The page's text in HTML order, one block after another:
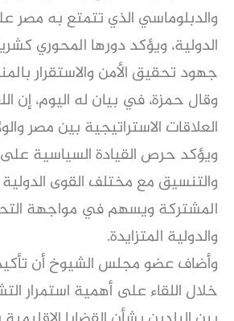
والدبلوماسي الذي تتمتع به مصر
الدولية، ويؤكد دورها المحوري
جهود تحقيق الأمن والاستقرار
وقال حمزة، في بيان له اليوم، إن
العلاقات الاستراتيجية بين مصر
ويؤكد حرص القيادة السياسية على
والتنسيق مع مختلف القوى
المشتركة ويسهم في مواجهة
والدولية المتزايدة.
وأضاف عضو مجلس الشيوخ أن
خلال اللقاء على أهمية استمرار